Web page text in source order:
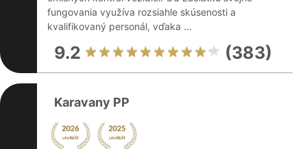
fungovania využíva rozsiahle skúsenosti a
kvalifikovaný personál, vďaka ...
9.2 (383)
Karavany PP